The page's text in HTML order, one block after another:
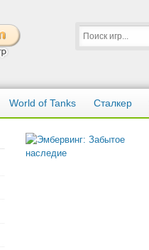
World of Tanks Сталкер